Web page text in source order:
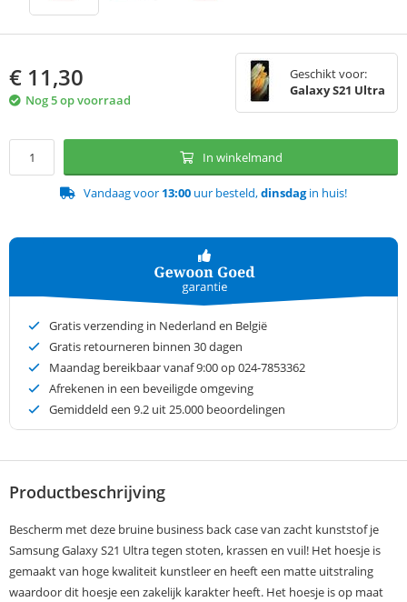
€ 11,30
Nog 5 op voorraad
Geschikt voor:
Galaxy S21 Ultra
In winkelmand
Vandaag voor 13:00 uur besteld,dinsdagin huis!
Gratis verzending in Nederland en België
Gratis retourneren binnen 30 dagen
Maandag bereikbaar vanaf 9:00 op 024-7853362
Afrekenen in een beveiligde omgeving
Gemiddeld een 9.2 uit 25.000 beoordelingen
Productbeschrijving
Bescherm met deze bruine business back case van zacht kunststof je
Samsung Galaxy S21 Ultra tegen stoten, krassen en vuil! Het hoesje is
gemaakt van hoge kwaliteit kunstleer en heeft een matte uitstraling
waardoor dit hoesje een zakelijk karakter heeft. Het hoesje is op maat